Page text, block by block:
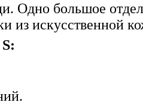
Одно большое
искусственной